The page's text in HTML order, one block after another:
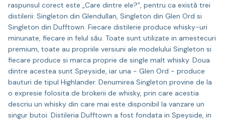
raspunsul corect este „Care dintre ele?”, pentru ca există trei
distilerii: Singleton din Glendullan, Singleton din Glen Ord si
Singleton din Dufftown. Fiecare distilerie produce whisky-uri
minunate, fiecare in felul său. Toate sunt utilizate in amestecuri
premium, toate au propriile versiuni ale modelului Singleton si
fiecare produce si marca proprie de single malt whisky. Doua
dintre acestea sunt Speyside, iar una - Glen Ord - produce
bauturi de tipul Highlander. Denumirea Singleton provine de la
o expresie folosita de brokerii de whisky, prin care acestia
descriu un whisky din care mai este disponibil la vanzare un
singur butoi. Distileria Dufftown a fost fondata in Speyside, in